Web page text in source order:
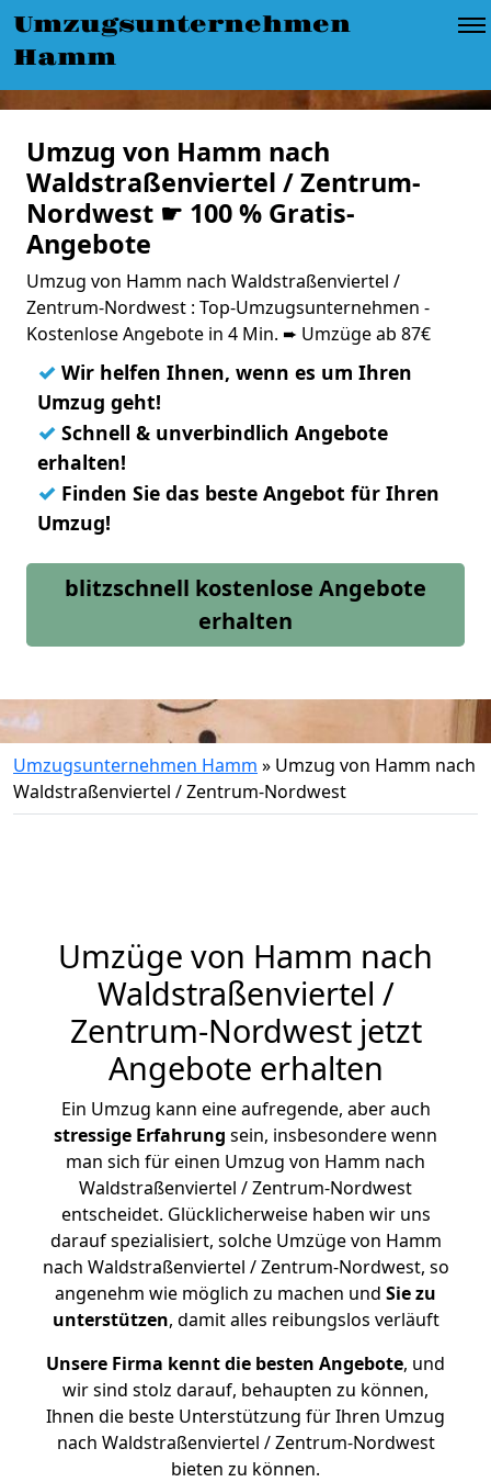
Umzugsunternehmen
Hamm
Umzug von Hamm nach
Waldstraßenviertel / Zentrum-
Nordwest ☛ 100 % Gratis-
Angebote
Umzug von Hamm nach Waldstraßenviertel /
Zentrum-Nordwest : Top-Umzugsunternehmen -
Kostenlose Angebote in 4 Min. ➨ Umzüge ab 87€
✓ Wir helfen Ihnen, wenn es um Ihren
Umzug geht!
✓ Schnell & unverbindlich Angebote
erhalten!
✓ Finden Sie das beste Angebot für Ihren
Umzug!
blitzschnell kostenlose Angebote
erhalten
Umzugsunternehmen Hamm » Umzug von Hamm nach
Waldstraßenviertel / Zentrum-Nordwest
Umzüge von Hamm nach
Waldstraßenviertel /
Zentrum-Nordwest jetzt
Angebote erhalten
Ein Umzug kann eine aufregende, aber auch
stressige Erfahrung sein, insbesondere wenn
man sich für einen Umzug von Hamm nach
Waldstraßenviertel / Zentrum-Nordwest
entscheidet. Glücklicherweise haben wir uns
darauf spezialisiert, solche Umzüge von Hamm
nach Waldstraßenviertel / Zentrum-Nordwest, so
angenehm wie möglich zu machen und Sie zu
unterstützen, damit alles reibungslos verläuft
Unsere Firma kennt die besten Angebote, und
wir sind stolz darauf, behaupten zu können,
Ihnen die beste Unterstützung für Ihren Umzug
nach Waldstraßenviertel / Zentrum-Nordwest
bieten zu können.